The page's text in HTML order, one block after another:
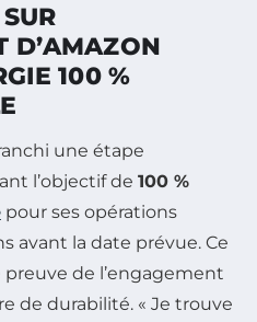
D’AMAZON
100 %
une étape
l’objectif de 100 %
pour ses opérations
avant la date prévue. Ce
de l’engagement
de durabilité. « Je trouve